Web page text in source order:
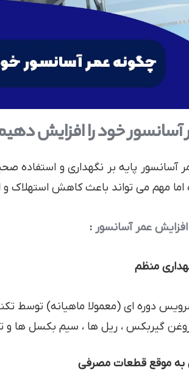
خود را افزایش
آسانسور پایه بر نگهداری و استفاده
اما مهم می تواند باعث کاهش استهلاک
افزایش عمر آسانسور :
دوره ای (معمولا ماهیانه) توسط
گیربکس ، ریل ها ، سیم بکسل ها و
موقع قطعات مصرفی